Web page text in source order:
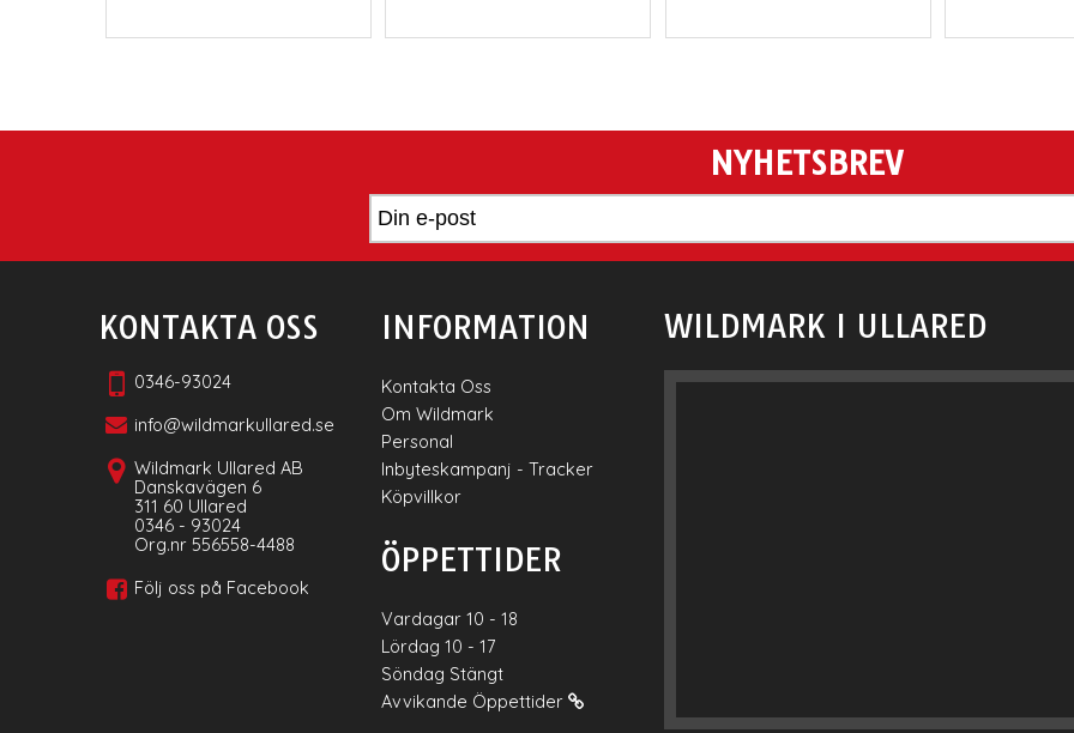
NYHETSBREV
WILDMARK I ULLARED
KONTAKTA OSS
0346-93024
info@wildmarkullared.se
Wildmark Ullared AB
Danskavägen 6
311 60 Ullared
0346 - 93024
Org.nr 556558-4488
Följ oss på Facebook
INFORMATION
Kontakta Oss
Om Wildmark
Personal
Inbyteskampanj - Tracker
Köpvillkor
ÖPPETTIDER
Vardagar 10 - 18
Lördag 10 - 17
Söndag Stängt
Avvikande Öppettider